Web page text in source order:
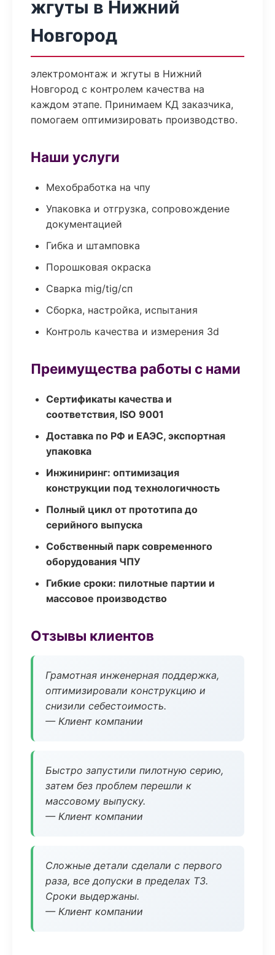
жгуты в Нижний
Новгород
электромонтаж и жгуты в Нижний
Новгород с контролем качества на
каждом этапе. Принимаем КД заказчика,
помогаем оптимизировать производство.
Наши услуги
Мехобработка на чпу
Упаковка и отгрузка, сопровождение
документацией
Гибка и штамповка
Порошковая окраска
Сварка mig/tig/сп
Сборка, настройка, испытания
Контроль качества и измерения 3d
Преимущества работы с нами
Сертификаты качества и
соответствия, ISO 9001
Доставка по РФ и ЕАЭС, экспортная
упаковка
Инжиниринг: оптимизация
конструкции под технологичность
Полный цикл от прототипа до
серийного выпуска
Собственный парк современного
оборудования ЧПУ
Гибкие сроки: пилотные партии и
массовое производство
Отзывы клиентов
Грамотная инженерная поддержка,
оптимизировали конструкцию и
снизили себестоимость.
— Клиент компании
Быстро запустили пилотную серию,
затем без проблем перешли к
массовому выпуску.
— Клиент компании
Сложные детали сделали с первого
раза, все допуски в пределах ТЗ.
Сроки выдержаны.
— Клиент компании